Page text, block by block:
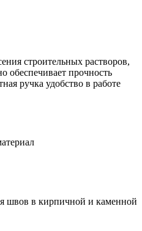
строительных растворов,
обеспечивает прочность
ручка удобство в работе
швов в кирпичной и каменной